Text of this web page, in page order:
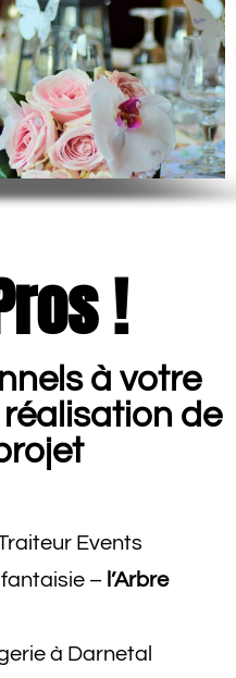
!
à votre
de
Events
– l’Arbre
à Darnetal